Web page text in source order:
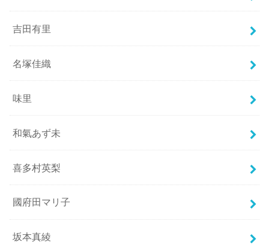
吉田有里
名塚佳織
味里
和氣あず未
喜多村英梨
國府田マリ子
坂本真綾